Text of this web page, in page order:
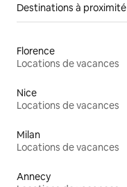
Destinations à proximité
Florence
Locations de vacances
Nice
Locations de vacances
Milan
Locations de vacances
Annecy